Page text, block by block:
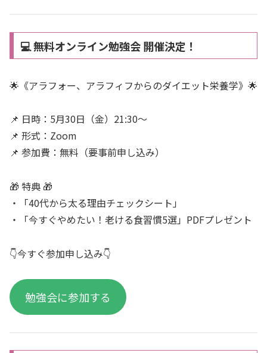
💻 無料オンライン勉強会 開催決定！
🌟《アラフォー、アラフィフからのダイエット栄養学》🌟
📌 日時：5月30日（金）21:30〜
📌 形式：Zoom
📌 参加費：無料（要事前申し込み）
🎁 特典 🎁
・「40代から太る理由チェックシート」
・「今すぐやめたい！老ける食習慣5選」PDFプレゼント
👇今すぐ参加申し込み👇
勉強会に参加する